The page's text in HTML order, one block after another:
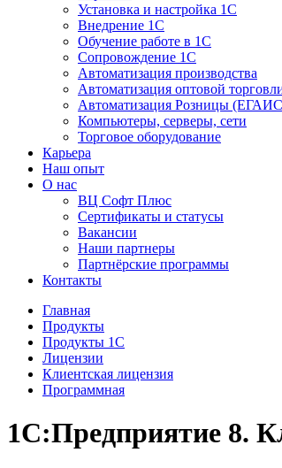
Установка и настройка 1С
Внедрение 1С
Обучение работе в 1С
Сопровождение 1С
Автоматизация производства
Автоматизация оптовой
Автоматизация Розницы
Компьютеры, серверы, сети
Торговое оборудование
Карьера
Наш опыт
О нас
ВЦ Софт Плюс
Сертификаты и статусы
Вакансии
Наши партнеры
Партнёрские программы
Контакты
Главная
Продукты
Продукты 1С
Лицензии
Клиентская лицензия
Программная
1С:Предприятие 8.